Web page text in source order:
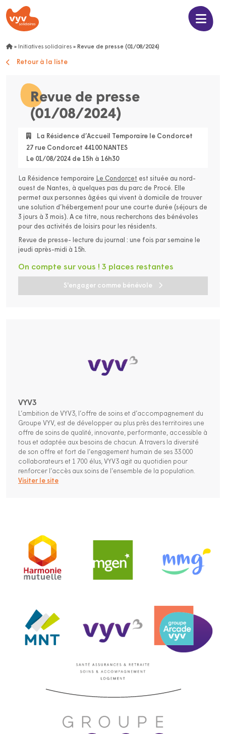
» Initiatives solidaires » Revue de presse (01/08/2024)
Retour à la liste
Revue de presse
(01/08/2024)
La Résidence d’Accueil Temporaire le Condorcet
27 rue Condorcet 44100 NANTES
Le 01/08/2024 de 15h à 16h30
La Résidence temporaire Le Condorcet est située au nord-
ouest de Nantes, à quelques pas du parc de Procé. Elle
permet aux personnes âgées qui vivent à domicile de trouver
une solution d’hébergement pour une courte durée (séjours de
3 jours à 3 mois). A ce titre, nous recherchons des bénévoles
pour des activités de loisirs pour les résidents.
Revue de presse- lecture du journal : une fois par semaine le
jeudi après-midi à 15h.
S'engager comme bénévole
On compte sur vous ! 3 places restantes
VYV3
L’ambition de VYV3, l’offre de soins et d’accompagnement du
Groupe VYV, est de développer au plus près des territoires une
offre de soins de qualité, innovante, performante, accessible à
tous et adaptée aux besoins de chacun. A travers la diversité
de son offre et fort de l’engagement humain de ses 33 000
collaborateurs et 1 700 élus, VYV3 agit au quotidien pour
renforcer l’accès aux soins de l’ensemble de la population.
Visiter le site